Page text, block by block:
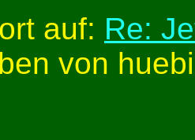
auf: Re:
von